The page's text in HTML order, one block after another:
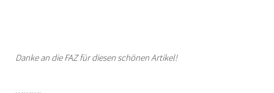
Danke an die FAZ für diesen schönen Artikel!